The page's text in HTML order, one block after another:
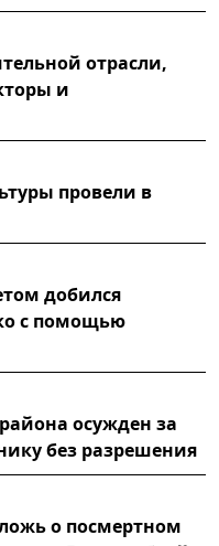
отрасли,
и
провели в
добился
с помощью
осужден за
без разрешения
о посмертном